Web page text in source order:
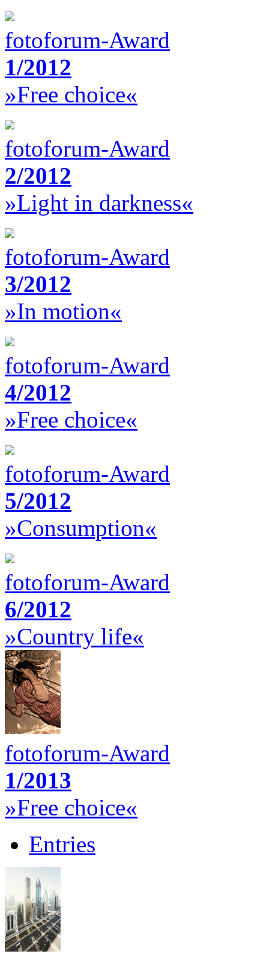
fotoforum-Award
1/2012
»Free choice«
fotoforum-Award
2/2012
»Light in darkness«
fotoforum-Award
3/2012
»In motion«
fotoforum-Award
4/2012
»Free choice«
fotoforum-Award
5/2012
»Consumption«
fotoforum-Award
6/2012
»Country life«
fotoforum-Award
1/2013
»Free choice«
Entries